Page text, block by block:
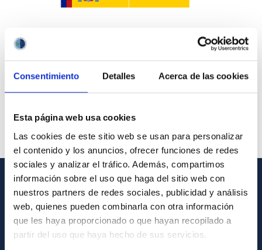
Consentimiento Detalles Acerca de las cookies
Esta página web usa cookies
Las cookies de este sitio web se usan para personalizar
el contenido y los anuncios, ofrecer funciones de redes
sociales y analizar el tráfico. Además, compartimos
información sobre el uso que haga del sitio web con
nuestros partners de redes sociales, publicidad y análisis
web, quienes pueden combinarla con otra información
que les haya proporcionado o que hayan recopilado a
partir del uso que haya hecho de sus servicios.
INFORMACIÓN GENERAL
Contacto
Cómo llegar al IAC